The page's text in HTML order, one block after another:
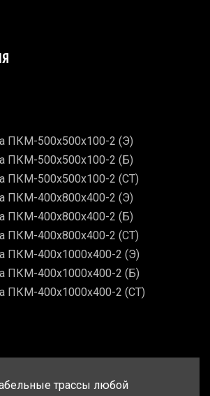
ПКМ-500х500х100-2 (Э)
ПКМ-500х500х100-2 (Б)
ПКМ-500х500х100-2 (СТ)
ПКМ-400х800х400-2 (Э)
ПКМ-400х800х400-2 (Б)
ПКМ-400х800х400-2 (СТ)
ПКМ-400х1000х400-2 (Э)
ПКМ-400х1000х400-2 (Б)
ПКМ-400х1000х400-2 (СТ)
трассы любой